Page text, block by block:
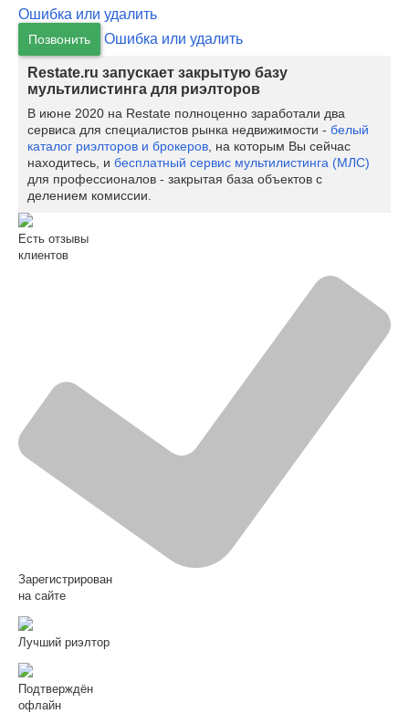
Ошибка или удалить
Позвонить Ошибка или удалить
Restate.ru запускает закрытую базу
мультилистинга для риэлторов
В июне 2020 на Restate полноценно заработали два
сервиса для специалистов рынка недвижимости - белый
каталог риэлторов и брокеров , на которым Вы сейчас
находитесь, и бесплатный сервис мультилистинга (МЛС)
для профессионалов - закрытая база объектов с
делением комиссии.
Есть отзывы
клиентов
Зарегистрирован
на сайте
Лучший риэлтор
Подтверждён
офлайн